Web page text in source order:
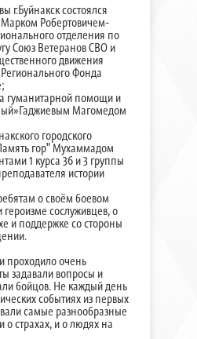
г.Буйнакск состоялся
Марком Робертовичем-
отделения по
Союз Ветеранов СВО и
движения
Фонда
гуманитарной помощи и
Магомедом
городского
гор" Мухаммадом
1 курса 36 и 3 группы
истории
о своём боевом
сослуживцев, о
и поддержке со стороны
проходило очень
задавали вопросы и
бойцов. Не каждый день
событиях из первых
самые разнообразные
о страхах, и о людях на